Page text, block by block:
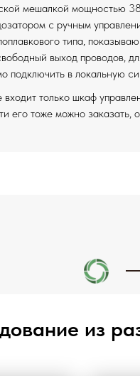
мешалкой мощностью
с ручным
типа,
выход проводов,
подключить в локальную
входит только шкаф
его тоже можно заказать,
из